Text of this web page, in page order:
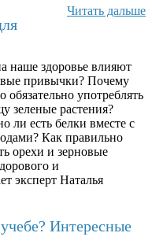
Читать дальше
наше здоровье влияют
привычки? Почему
обязательно употреблять
зеленые растения?
ли есть белки вместе с
Как правильно
орехи и зерновые
и
эксперт Наталья
Интересные